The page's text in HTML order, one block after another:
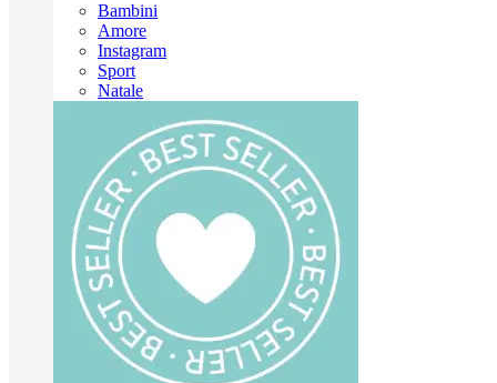
Bambini
Amore
Instagram
Sport
Natale